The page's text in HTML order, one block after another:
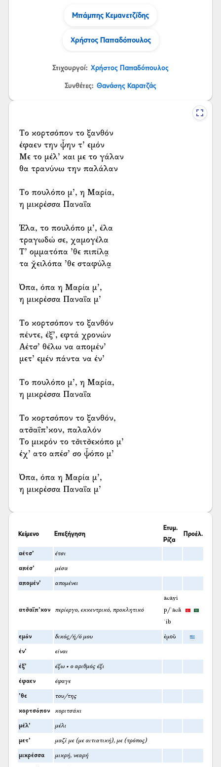
Μπάμπης Κεμανετζίδης
Χρήστος Παπαδόπουλος
Στιχουργοί: Χρήστος Παπαδόπουλος
Συνθέτες: Θανάσης Καρατζάς
Το κορτσόπον το ξανθόν
έφαεν την ψ̌ην τ’ εμόν
Με το μέλ’ και με το γάλαν
θα τρανύνω την παλάλαν
Το πουλόπο μ’, η Μαρία,
η μικρέσσα Παναΐα
Έλα, το πουλόπο μ’, έλα
τραγωδώ σε, χαμογέλα
Τ’ ομματόπα ’θε πιπίλα̤
τα χ̌ειλόπα ’θε σταφύλα̤
Όπα, όπα η Μαρία μ’,
η μικρέσσα Παναΐα μ’
Το κορτσόπον το ξανθόν
πέντε, έξ’, εφτά χρονών
Αέτσ’ θέλω να απομέν’
μετ’ εμέν πάντα να έν’
Το πουλόπο μ’, η Μαρία,
η μικρέσσα Παναΐα
Το κορτσόπον το ξανθόν,
ατσ̌αΐπ’κον, παλαλόν
Το μικρόν το τσ̌ιτσ̌εκόπο μ’
έχ’ ατο απέσ’ σο ψ̌όπο μ’
Όπα, όπα η Μαρία μ’,
η μικρέσσα Παναΐα μ’
Κείμενο Επεξήγηση
Ετυμ.
Ρίζα
Προέλ.
αέτσ’ έτσι
απέσ’ μέσα
απομέν’ απομένει
ατσ̌αΐπ’κον περίεργο, εκκεντρικό, προκλητικό
acayi
p/ʿacā
ʾib
εμόν δικός/ή/ό μου ἐμοῦ
έν’ είναι
έξ’ έξω • ο αριθμός έξι
έφαεν έφαγε
’θε του/της
κορτσόπον κοριτσάκι
μέλ’ μέλι
μετ’ μαζί με (με αιτιατική), με (τρόπος)
μικρέσσα μικρή, νεαρή